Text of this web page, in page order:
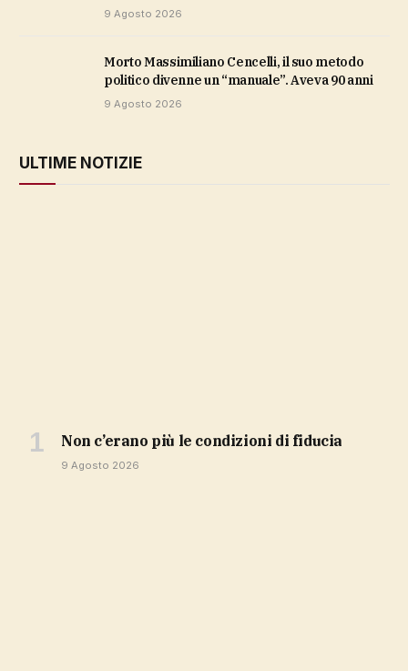
9 Agosto 2026
Morto Massimiliano Cencelli, il suo metodo
politico divenne un “manuale”. Aveva 90 anni
9 Agosto 2026
ULTIME NOTIZIE
non c’erano più le condizioni di fiducia
9 Agosto 2026